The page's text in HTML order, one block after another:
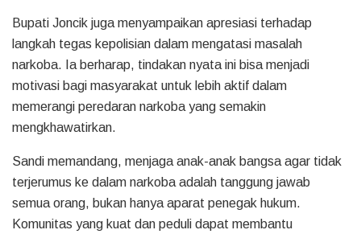
Bupati Joncik juga menyampaikan apresiasi terhadap
langkah tegas kepolisian dalam mengatasi masalah
narkoba. Ia berharap, tindakan nyata ini bisa menjadi
motivasi bagi masyarakat untuk lebih aktif dalam
memerangi peredaran narkoba yang semakin
mengkhawatirkan.
Sandi memandang, menjaga anak-anak bangsa agar tidak
terjerumus ke dalam narkoba adalah tanggung jawab
semua orang, bukan hanya aparat penegak hukum.
Komunitas yang kuat dan peduli dapat membantu